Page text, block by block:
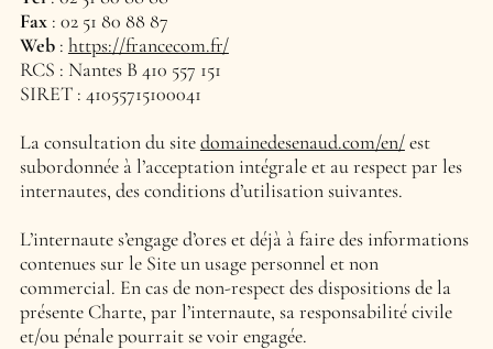
Fax: 02 51 80 88 87
Web: https://francecom.fr/
RCS : Nantes B 410 557 151
SIRET : 41055715100041
La consultation du sitedomainedesenaud.com/en/est
subordonnée à l’acceptation intégrale et au respect par les
internautes, des conditions d’utilisation suivantes.
L’internaute s’engage d’ores et déjà à faire des informations
contenues sur le Site un usage personnel et non
commercial. En cas de non-respect des dispositions de la
présente Charte, par l’internaute, sa responsabilité civile
et/ou pénale pourrait se voir engagée.